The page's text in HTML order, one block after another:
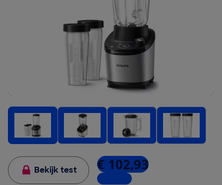
Bekijk test € 102,93
5 winkels